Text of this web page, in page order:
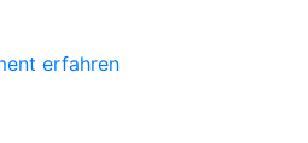
erfahren